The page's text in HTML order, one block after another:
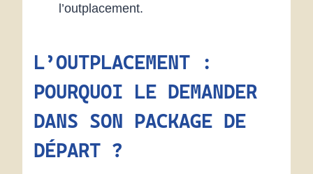
l’outplacement.
L’OUTPLACEMENT :
POURQUOI LE DEMANDER
DANS SON PACKAGE DE
DÉPART ?